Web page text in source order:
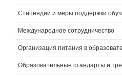
Стипендии и меры поддержки
Международное сотрудничество
Организация питания в
Образовательные стандарты и